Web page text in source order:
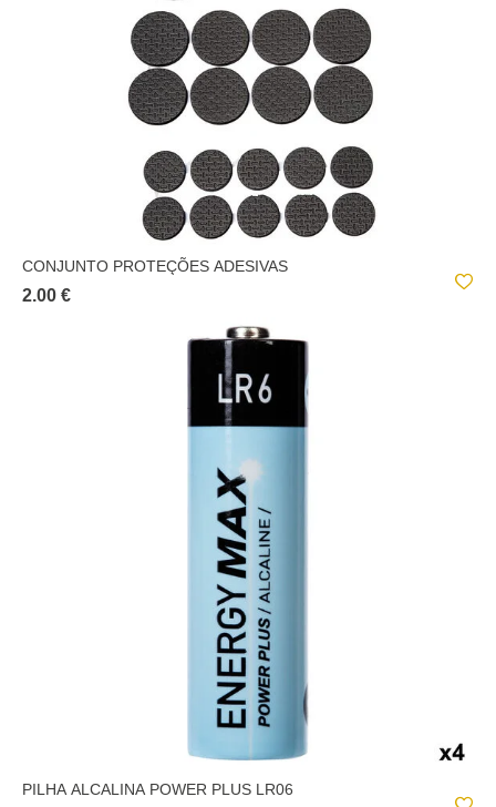
CONJUNTO PROTEÇÕES ADESIVAS
2.00 €
PILHA ALCALINA POWER PLUS LR06